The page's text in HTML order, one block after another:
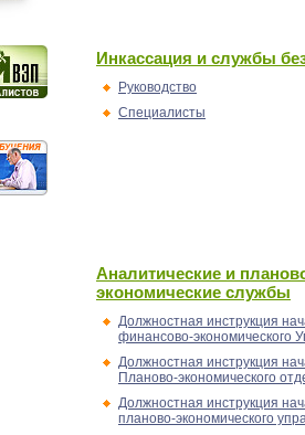
Инкассация и службы
Руководство
Специалисты
Аналитические и
экономические службы
Должностная инструкция
финансово-экономического
Должностная инструкция
Планово-экономического
Должностная инструкция
планово-экономического